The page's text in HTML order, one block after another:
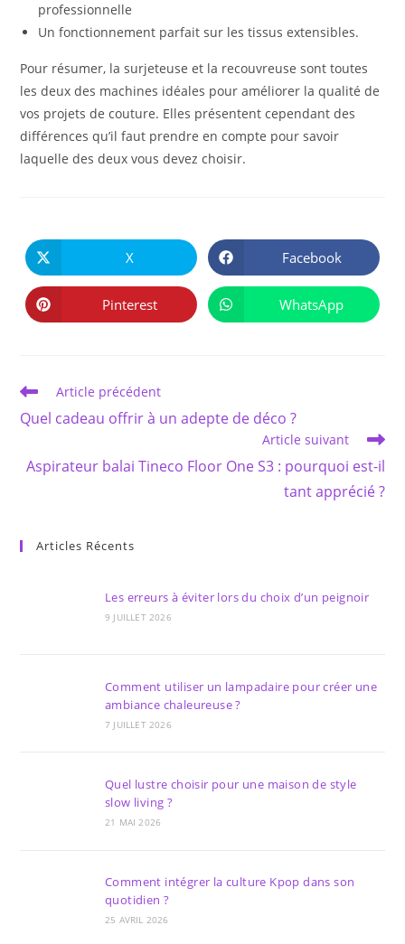
professionnelle
Un fonctionnement parfait sur les tissus extensibles.
Pour résumer, la surjeteuse et la recouvreuse sont toutes
les deux des machines idéales pour améliorer la qualité de
vos projets de couture. Elles présentent cependant des
différences qu’il faut prendre en compte pour savoir
laquelle des deux vous devez choisir.
CE
CONTENU
Ouvrir
dans
une
autre
fenêtre
X Ouvrir
dans
une
autre
fenêtre
Facebook
Ouvrir
dans
Pinterest Ouvrir
dans
WhatsApp
Read
more
articles
Article précédent
Quel cadeau offrir à un adepte de déco ?
Article suivant
Aspirateur balai Tineco Floor One S3 : pourquoi est-il
tant apprécié ?
Articles Récents
Les erreurs à éviter lors du choix d’un peignoir
9 JUILLET 2026
Comment utiliser un lampadaire pour créer une
ambiance chaleureuse ?
7 JUILLET 2026
Quel lustre choisir pour une maison de style
slow living ?
21 MAI 2026
Comment intégrer la culture Kpop dans son
quotidien ?
25 AVRIL 2026